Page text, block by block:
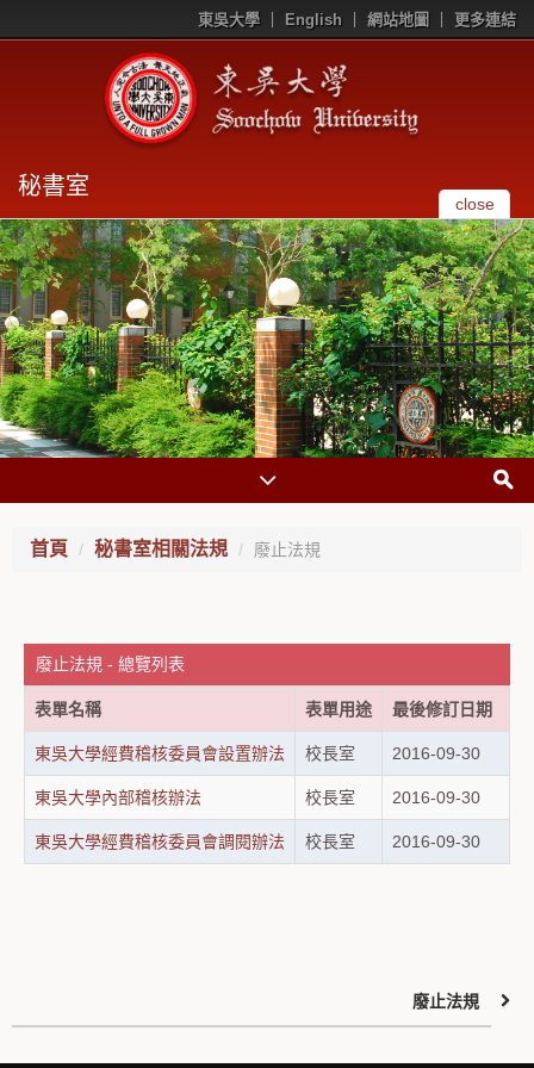
東吳大學 English 網站地圖 更多連結
秘書室
close
首頁 秘書室相關法規 廢止法規
廢止法規 - 總覽列表
表單名稱 表單用途 最後修訂日期
東吳大學經費稽核委員會設置辦法 校長室 2016-09-30
東吳大學內部稽核辦法 校長室 2016-09-30
東吳大學經費稽核委員會調閱辦法 校長室 2016-09-30
廢止法規